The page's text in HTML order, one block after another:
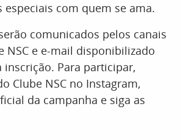
com quem se ama.
comunicados pelos canais
NSC e e-mail disponibilizado
Para participar,
Clube NSC no Instagram,
da campanha e siga as